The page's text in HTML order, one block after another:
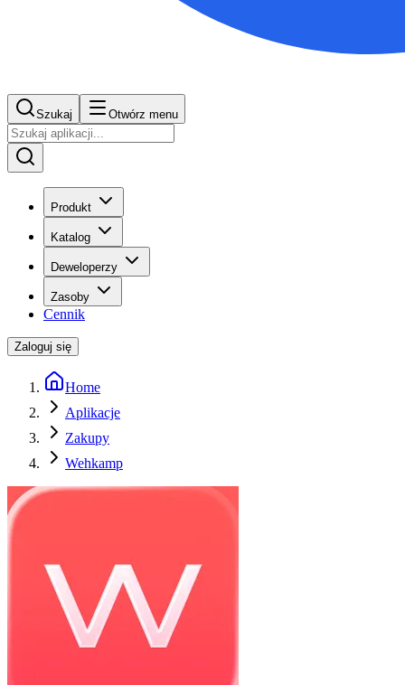
Szukaj Otwórz menu
Produkt
Katalog
Deweloperzy
Zasoby
Cennik
Zaloguj się
Home
Aplikacje
Zakupy
Wehkamp